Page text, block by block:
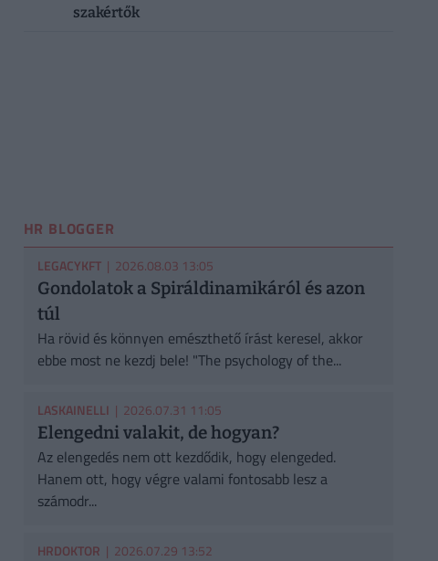
szakértők
HR BLOGGER
LEGACYKFT| 2026.08.03 13:05
Gondolatok a Spiráldinamikáról és azon
túl
Ha rövid és könnyen emészthető írást keresel, akkor
ebbe most ne kezdj bele! "The psychology of the...
LASKAINELLI | 2026.07.31 11:05
Elengedni valakit, de hogyan?
Az elengedés nem ott kezdődik, hogy elengeded.
Hanem ott, hogy végre valami fontosabb lesz a
számodr...
HRDOKTOR | 2026.07.29 13:52